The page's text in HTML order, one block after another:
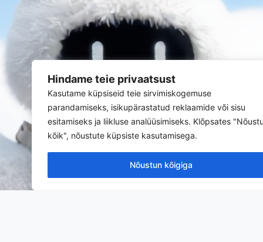
Hindame teie privaatsust
Kasutame küpsiseid teie sirvimiskogemuse
parandamiseks, isikupärastatud reklaamide või sisu
esitamiseks ja liikluse analüüsimiseks. Klõpsates
kõik", nõustute küpsiste kasutamisega.
Nõustun kõigiga